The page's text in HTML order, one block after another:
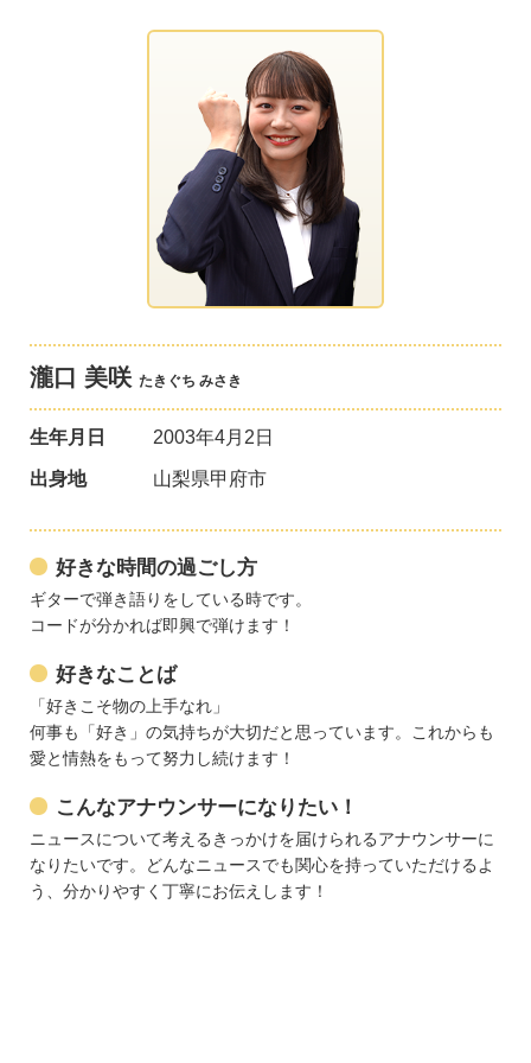
瀧口 美咲 たきぐち みさき
生年月日 2003年4月2日
出身地 山梨県甲府市
好きな時間の過ごし方
ギターで弾き語りをしている時です。
コードが分かれば即興で弾けます！
好きなことば
「好きこそ物の上手なれ」
何事も「好き」の気持ちが大切だと思っています。これからも
愛と情熱をもって努力し続けます！
こんなアナウンサーになりたい！
ニュースについて考えるきっかけを届けられるアナウンサーに
なりたいです。どんなニュースでも関心を持っていただけるよ
う、分かりやすく丁寧にお伝えします！